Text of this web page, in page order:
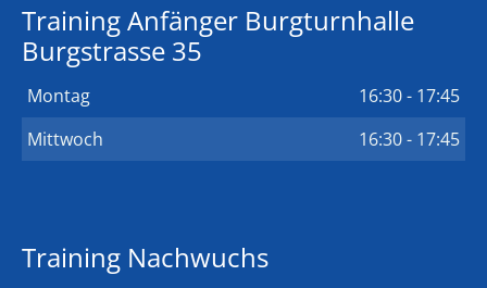
Training Anfänger Burgturnhalle
Burgstrasse 35
Montag
16:30 - 17:45
Mittwoch
16:30 - 17:45
Training Nachwuchs